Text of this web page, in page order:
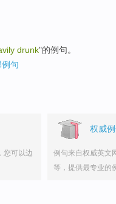
drunk"的例句。
句
您可以边
权威
例句来自权威英文
等，提供最专业的